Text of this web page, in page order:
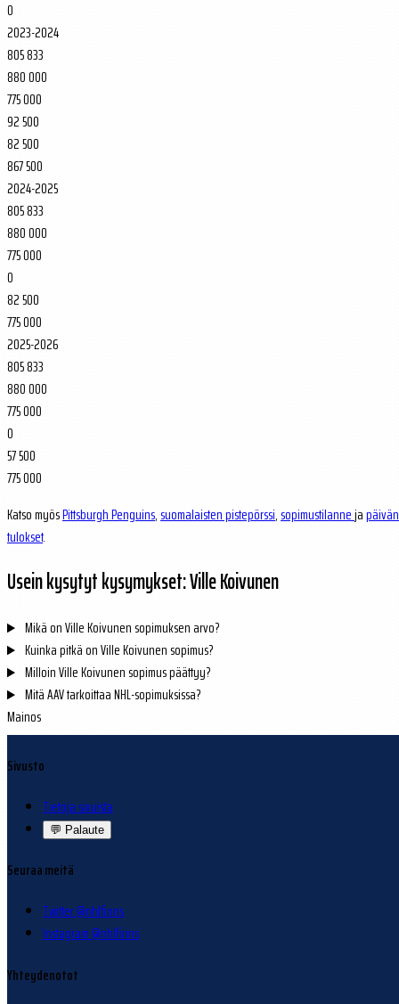
0
2023-2024
805 833
880 000
775 000
92 500
82 500
867 500
2024-2025
805 833
880 000
775 000
0
82 500
775 000
2025-2026
805 833
880 000
775 000
0
57 500
775 000
Katso myösPittsburgh Penguins,suomalaisten pistepörssi,sopimustilannejapäivän
tulokset.
Usein kysytyt kysymykset: Ville Koivunen
Mikä on Ville Koivunen sopimuksen arvo?
Kuinka pitkä on Ville Koivunen sopimus?
Milloin Ville Koivunen sopimus päättyy?
Mitä AAV tarkoittaa NHL-sopimuksissa?
Mainos
Sivusto
Tietoja sivuista
💬 Palaute
Seuraa meitä
Twitter @nhlfinns
Instagram @nhlfinns
Yhteydenotot